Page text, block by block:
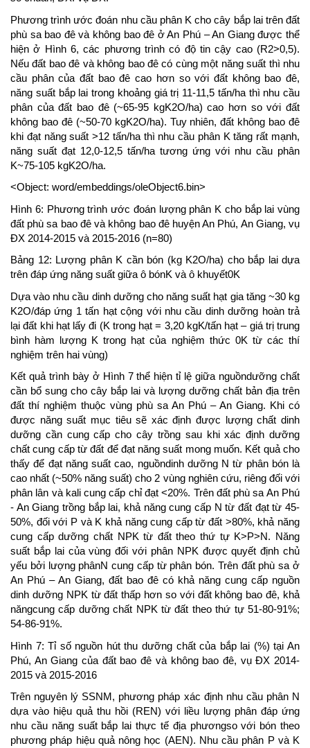
Phương trình ước đoán nhu cầu phân K cho cây bắp lai trên đất
phù sa bao đê và không bao đê ở An Phú – An Giang được thể
hiện ở Hình 6, các phương trình có độ tin cậy cao (R2>0,5).
Nếu đất bao đê và không bao đê có cùng một năng suất thì nhu
cầu phân của đất bao đê cao hơn so với đất không bao đê,
năng suất bắp lai trong khoảng giá trị 11-11,5 tấn/ha thì nhu cầu
phân của đất bao đê (~65-95 kgK2O/ha) cao hơn so với đất
không bao đê (~50-70 kgK2O/ha). Tuy nhiên, đất không bao đê
khi đạt năng suất >12 tấn/ha thì nhu cầu phân K tăng rất mạnh,
năng suất đạt 12,0-12,5 tấn/ha tương ứng với nhu cầu phân
K~75-105 kgK2O/ha.
<Object: word/embeddings/oleObject6.bin>
Hình 6: Phương trình ước đoán lượng phân K cho bắp lai vùng
đất phù sa bao đê và không bao đê huyện An Phú, An Giang, vụ
ĐX 2014-2015 và 2015-2016 (n=80)
Bảng 12: Lượng phân K cần bón (kg K2O/ha) cho bắp lai dựa
trên đáp ứng năng suất giữa ô bónK và ô khuyết0K
Dựa vào nhu cầu dinh dưỡng cho năng suất hạt gia tăng ~30 kg
K2O/đáp ứng 1 tấn hạt cộng với nhu cầu dinh dưỡng hoàn trả
lại đất khi hạt lấy đi (K trong hạt = 3,20 kgK/tấn hạt – giá trị trung
bình hàm lượng K trong hạt của nghiệm thức 0K từ các thí
nghiệm trên hai vùng)
Kết quả trình bày ở Hình 7 thể hiện tỉ lệ giữa nguồndưỡng chất
cần bổ sung cho cây bắp lai và lượng dưỡng chất bản địa trên
đất thí nghiệm thuộc vùng phù sa An Phú – An Giang. Khi có
được năng suất mục tiêu sẽ xác định được lượng chất dinh
dưỡng cần cung cấp cho cây trồng sau khi xác định dưỡng
chất cung cấp từ đất để đạt năng suất mong muốn. Kết quả cho
thấy để đạt năng suất cao, nguồndinh dưỡng N từ phân bón là
cao nhất (~50% năng suất) cho 2 vùng nghiên cứu, riêng đối với
phân lân và kali cung cấp chỉ đạt <20%. Trên đất phù sa An Phú
- An Giang trồng bắp lai, khả năng cung cấp N từ đất đạt từ 45-
50%, đối với P và K khả năng cung cấp từ đất >80%, khả năng
cung cấp dưỡng chất NPK từ đất theo thứ tự K>P>N. Năng
suất bắp lai của vùng đối với phân NPK được quyết định chủ
yếu bởi lượng phânN cung cấp từ phân bón. Trên đất phù sa ở
An Phú – An Giang, đất bao đê có khả năng cung cấp nguồn
dinh dưỡng NPK từ đất thấp hơn so với đất không bao đê, khả
năngcung cấp dưỡng chất NPK từ đất theo thứ tự 51-80-91%;
54-86-91%.
Hình 7: Tỉ số nguồn hút thu dưỡng chất của bắp lai (%) tại An
Phú, An Giang của đất bao đê và không bao đê, vụ ĐX 2014-
2015 và 2015-2016
Trên nguyên lý SSNM, phương pháp xác định nhu cầu phân N
dựa vào hiệu quả thu hồi (REN) với liều lượng phân đáp ứng
nhu cầu năng suất bắp lai thực tế địa phươngso với bón theo
phương pháp hiệu quả nông học (AEN). Nhu cầu phân P và K